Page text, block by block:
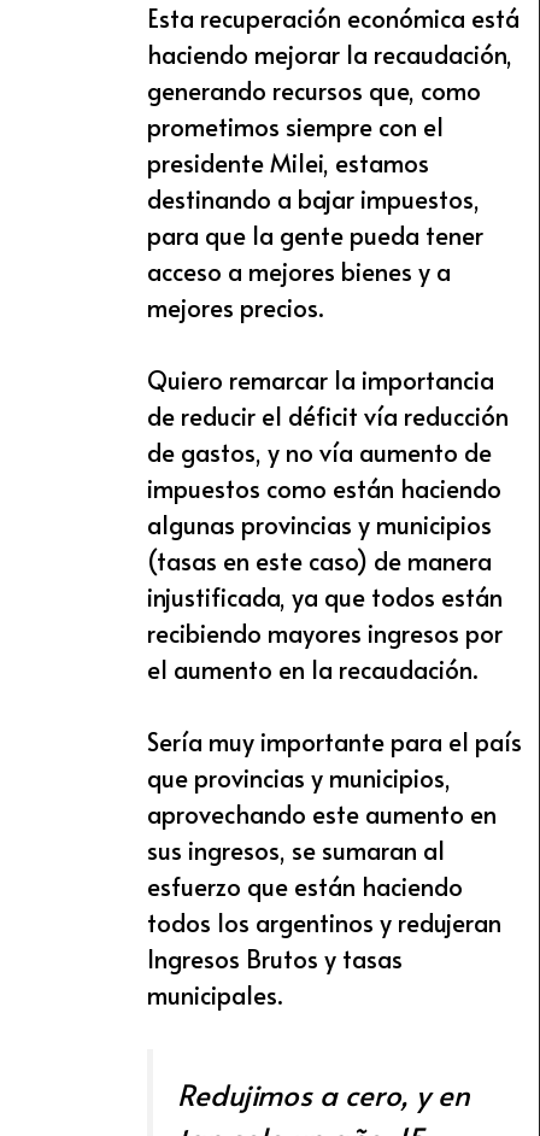
Esta recuperación económica está
haciendo mejorar la recaudación,
generando recursos que, como
prometimos siempre con el
presidente Milei, estamos
destinando a bajar impuestos,
para que la gente pueda tener
acceso a mejores bienes y a
mejores precios.
Quiero remarcar la importancia
de reducir el déficit vía reducción
de gastos, y no vía aumento de
impuestos como están haciendo
algunas provincias y municipios
(tasas en este caso) de manera
injustificada, ya que todos están
recibiendo mayores ingresos por
el aumento en la recaudación.
Sería muy importante para el país
que provincias y municipios,
aprovechando este aumento en
sus ingresos, se sumaran al
esfuerzo que están haciendo
todos los argentinos y redujeran
Ingresos Brutos y tasas
municipales.
Redujimos a cero, y en